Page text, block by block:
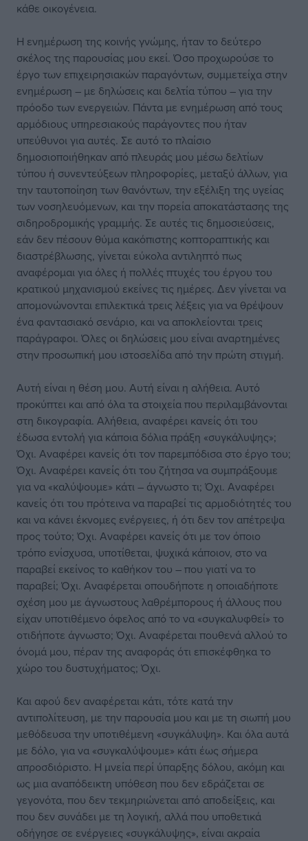
κάθε οικογένεια.
Η ενημέρωση της κοινής γνώμης, ήταν το δεύτερο
σκέλος της παρουσίας μου εκεί. Όσο προχωρούσε το
έργο των επιχειρησιακών παραγόντων, συμμετείχα στην
ενημέρωση – με δηλώσεις και δελτία τύπου – για την
πρόοδο των ενεργειών. Πάντα με ενημέρωση από τους
αρμόδιους υπηρεσιακούς παράγοντες που ήταν
υπεύθυνοι για αυτές. Σε αυτό το πλαίσιο
δημοσιοποιήθηκαν από πλευράς μου μέσω δελτίων
τύπου ή συνεντεύξεων πληροφορίες, μεταξύ άλλων, για
την ταυτοποίηση των θανόντων, την εξέλιξη της υγείας
των νοσηλευόμενων, και την πορεία αποκατάστασης της
σιδηροδρομικής γραμμής. Σε αυτές τις δημοσιεύσεις,
εάν δεν πέσουν θύμα κακόπιστης κοπτοραπτικής και
διαστρέβλωσης, γίνεται εύκολα αντιληπτό πως
αναφέρομαι για όλες ή πολλές πτυχές του έργου του
κρατικού μηχανισμού εκείνες τις ημέρες. Δεν γίνεται να
απομονώνονται επιλεκτικά τρεις λέξεις για να θρέψουν
ένα φαντασιακό σενάριο, και να αποκλείονται τρεις
παράγραφοι. Όλες οι δηλώσεις μου είναι αναρτημένες
στην προσωπική μου ιστοσελίδα από την πρώτη στιγμή.
Αυτή είναι η θέση μου. Αυτή είναι η αλήθεια. Αυτό
προκύπτει και από όλα τα στοιχεία που περιλαμβάνονται
στη δικογραφία. Αλήθεια, αναφέρει κανείς ότι του
έδωσα εντολή για κάποια δόλια πράξη «συγκάλυψης»;
Όχι. Αναφέρει κανείς ότι τον παρεμπόδισα στο έργο του;
Όχι. Αναφέρει κανείς ότι του ζήτησα να συμπράξουμε
για να «καλύψουμε» κάτι – άγνωστο τι; Όχι. Αναφέρει
κανείς ότι του πρότεινα να παραβεί τις αρμοδιότητές του
και να κάνει έκνομες ενέργειες, ή ότι δεν τον απέτρεψα
προς τούτο; Όχι. Αναφέρει κανείς ότι με τον όποιο
τρόπο ενίσχυσα, υποτίθεται, ψυχικά κάποιον, στο να
παραβεί εκείνος το καθήκον του – που γιατί να το
παραβεί; Όχι. Αναφέρεται οπουδήποτε η οποιαδήποτε
σχέση μου με άγνωστους λαθρέμπορους ή άλλους που
είχαν υποτιθέμενο όφελος από το να «συγκαλυφθεί» το
οτιδήποτε άγνωστο; Όχι. Αναφέρεται πουθενά αλλού το
όνομά μου, πέραν της αναφοράς ότι επισκέφθηκα το
χώρο του δυστυχήματος; Όχι.
Και αφού δεν αναφέρεται κάτι, τότε κατά την
αντιπολίτευση, με την παρουσία μου και με τη σιωπή μου
μεθόδευσα την υποτιθέμενη «συγκάλυψη». Και όλα αυτά
με δόλο, για να «συγκαλύψουμε» κάτι έως σήμερα
απροσδιόριστο. Η μνεία περί ύπαρξης δόλου, ακόμη και
ως μια αναπόδεικτη υπόθεση που δεν εδράζεται σε
γεγονότα, που δεν τεκμηριώνεται από αποδείξεις, και
που δεν συνάδει με τη λογική, αλλά που υποθετικά
οδήγησε σε ενέργειες «συγκάλυψης», είναι ακραία